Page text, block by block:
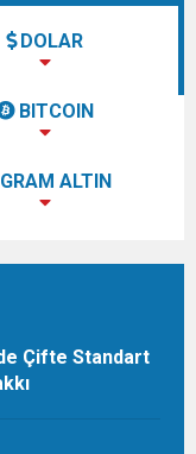
DOLAR
BITCOIN
GRAM ALTIN
Çifte Standart